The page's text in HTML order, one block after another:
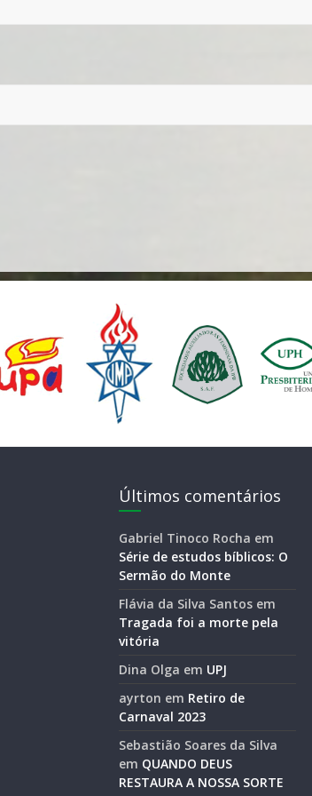
Últimos comentários
Gabriel Tinoco Rocha em
Série de estudos bíblicos: O
Sermão do Monte
Flávia da Silva Santos em
Tragada foi a morte pela
vitória
Dina Olga em UPJ
ayrton em Retiro de
Carnaval 2023
Sebastião Soares da Silva
em QUANDO DEUS
RESTAURA A NOSSA SORTE